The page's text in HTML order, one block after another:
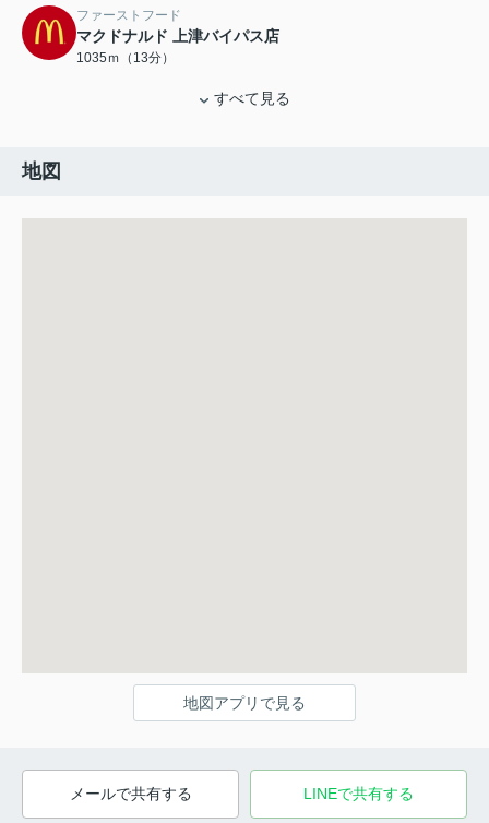
ファーストフード
マクドナルド 上津バイパス店
1035ｍ（13分）
すべて見る
地図
地図アプリで見る
メールで共有する LINEで共有する